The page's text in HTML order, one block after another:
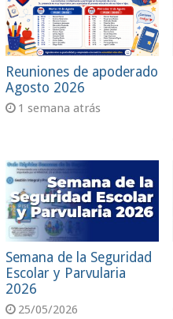
Reuniones de apoderado
Agosto 2026
1 semana atrás
Semana de la Seguridad
Escolar y Parvularia
2026
25/05/2026